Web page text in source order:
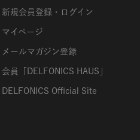
新規会員登録・ログイン
マイページ
メールマガジン登録
会員「DELFONICS HAUS」
DELFONICS Official Site